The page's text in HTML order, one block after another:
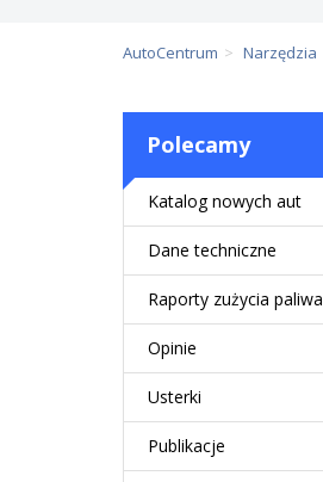
AutoCentrum Narzędzia
Polecamy
Katalog nowych aut
Dane techniczne
Raporty zużycia paliwa
Opinie
Usterki
Publikacje